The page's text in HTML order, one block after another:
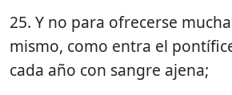
25. Y no para ofrecerse
mismo, como entra el
cada año con sangre ajena;